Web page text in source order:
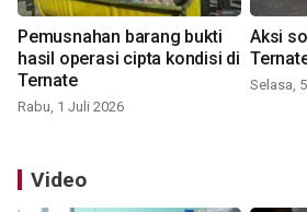
Pemusnahan barang bukti
hasil operasi cipta kondisi di
Ternate
Rabu, 1 Juli 2026
Aksi
Selasa,
Video